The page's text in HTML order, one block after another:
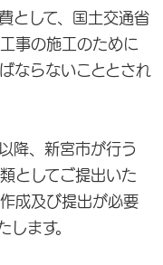
として、国土交通省
事の施工のために
ならないこととされ
降、新宮市が行う
としてご提出いた
成及び提出が必要
します。